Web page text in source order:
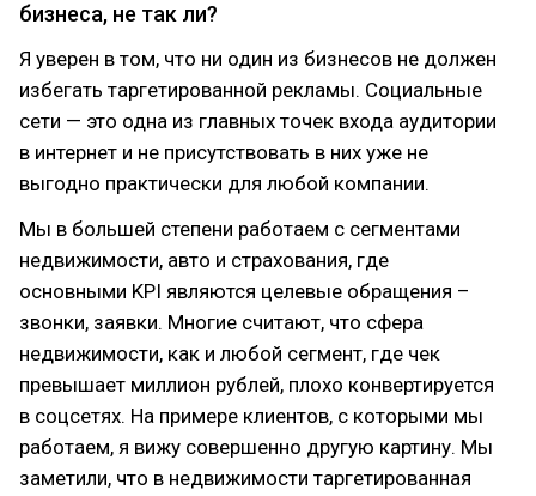
бизнеса, не так ли?
Я уверен в том, что ни один из бизнесов не должен
избегать таргетированной рекламы. Социальные
сети — это одна из главных точек входа аудитории
в интернет и не присутствовать в них уже не
выгодно практически для любой компании.
Мы в большей степени работаем с сегментами
недвижимости, авто и страхования, где
основными KPI являются целевые обращения –
звонки, заявки. Многие считают, что сфера
недвижимости, как и любой сегмент, где чек
превышает миллион рублей, плохо конвертируется
в соцсетях. На примере клиентов, с которыми мы
работаем, я вижу совершенно другую картину. Мы
заметили, что в недвижимости таргетированная